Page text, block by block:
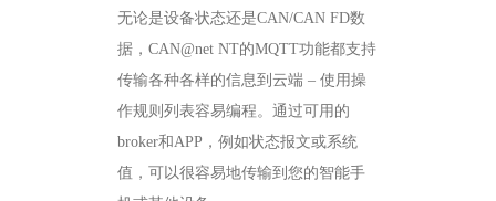
无论是设备状态还是CAN/CAN FD数
据，CAN@net NT的MQTT功能都支持
传输各种各样的信息到云端 – 使用操
作规则列表容易编程。通过可用的
broker和APP，例如状态报文或系统
值，可以很容易地传输到您的智能手